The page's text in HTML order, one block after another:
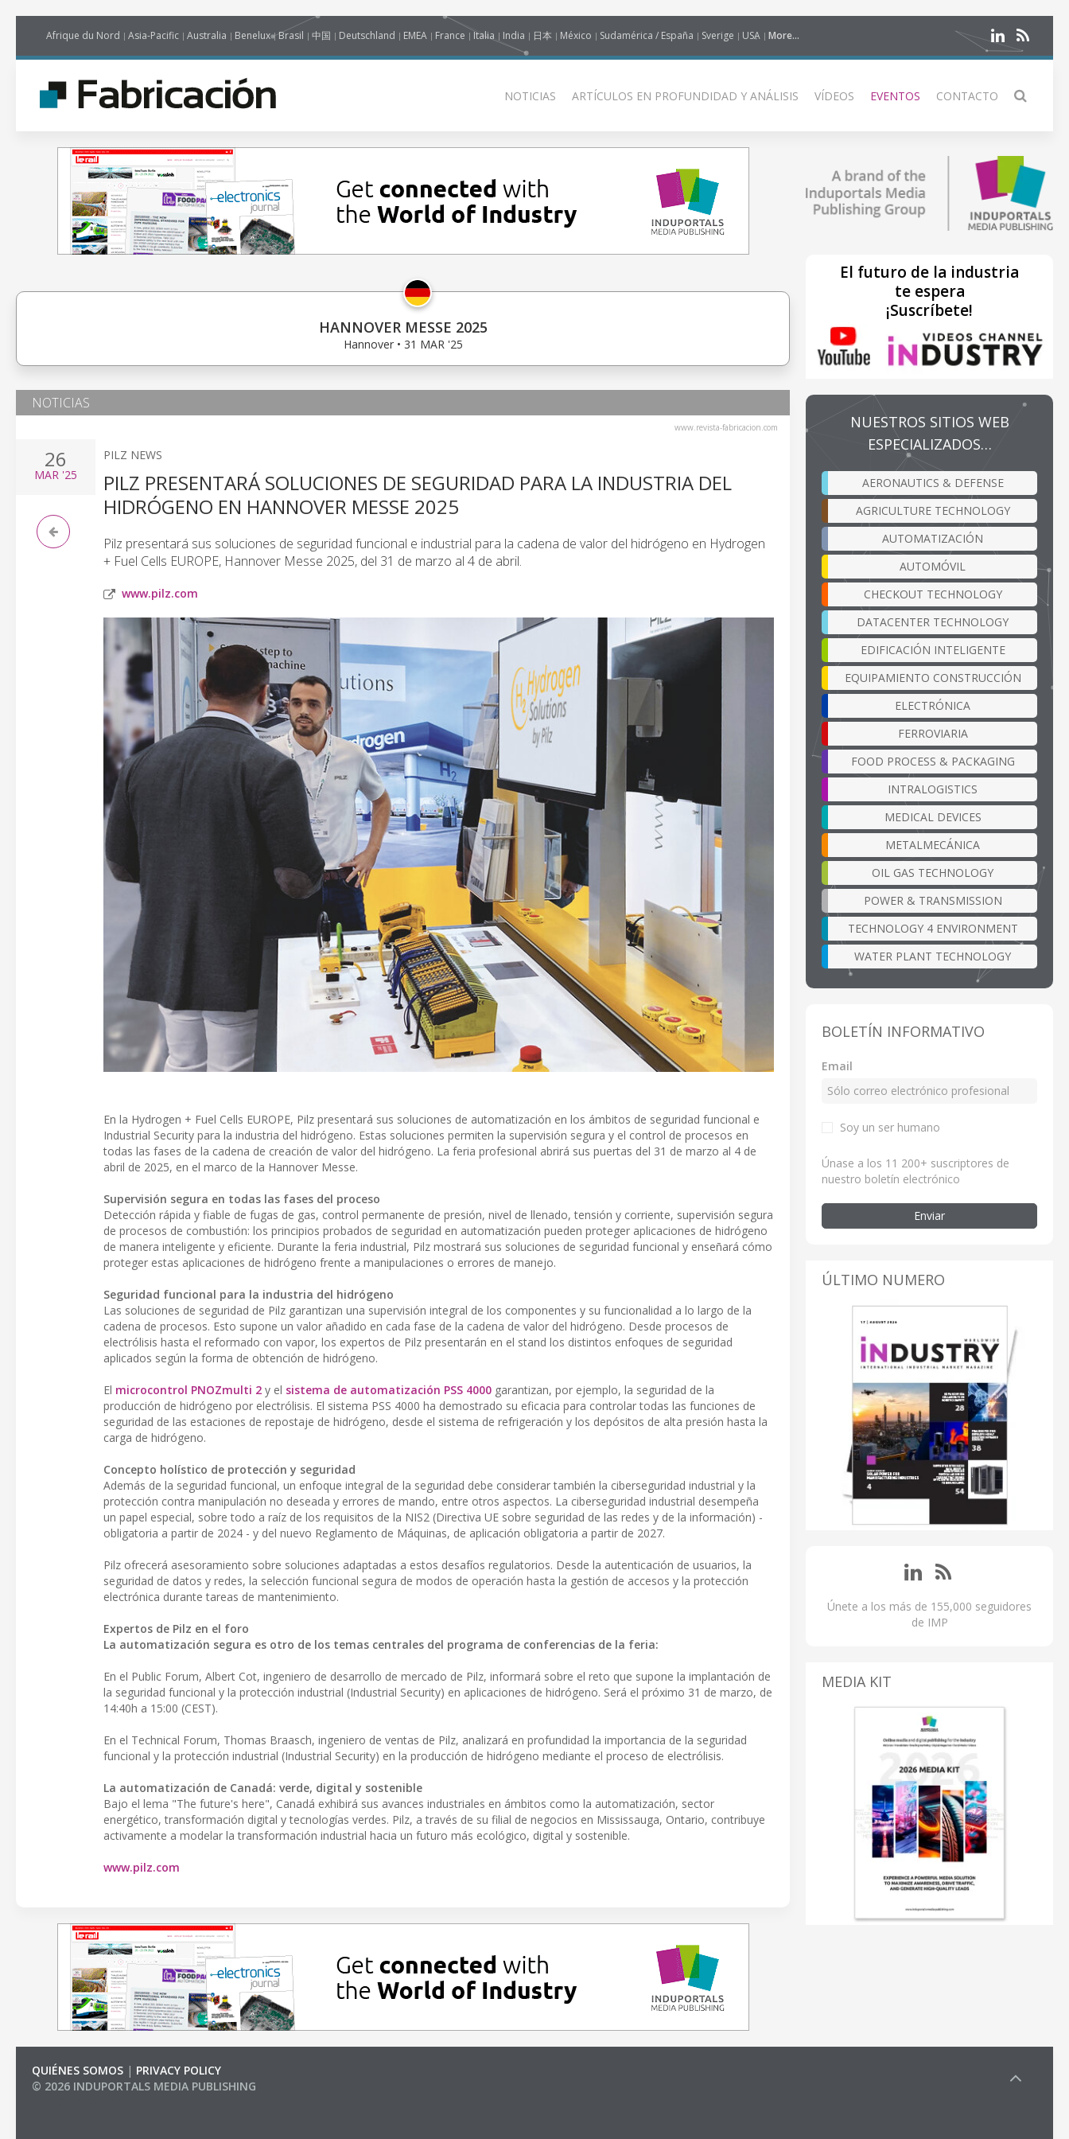
Afrique du Nord Asia-Pacific Australia Benelux Brasil 中国 Deutschland EMEA France Italia India 日本 México Sudamérica / España Sverige USA More...
NOTICIAS ARTÍCULOS EN PROFUNDIDAD Y ANÁLISIS VÍDEOS EVENTOS CONTACTO
HANNOVER MESSE 2025
Hannover • 31 MAR '25
NOTICIAS
www.revista-fabricacion.com
26
MAR '25
PILZ NEWS
PILZ PRESENTARÁ SOLUCIONES DE SEGURIDAD PARA LA INDUSTRIA DEL
HIDRÓGENO EN HANNOVER MESSE 2025
Pilz presentará sus soluciones de seguridad funcional e industrial para la cadena de valor del hidrógeno en Hydrogen
+ Fuel Cells EUROPE, Hannover Messe 2025, del 31 de marzo al 4 de abril.
www.pilz.com
En la Hydrogen + Fuel Cells EUROPE, Pilz presentará sus soluciones de automatización en los ámbitos de seguridad funcional e
Industrial Security para la industria del hidrógeno. Estas soluciones permiten la supervisión segura y el control de procesos en
todas las fases de la cadena de creación de valor del hidrógeno. La feria profesional abrirá sus puertas del 31 de marzo al 4 de
abril de 2025, en el marco de la Hannover Messe.
Supervisión segura en todas las fases del proceso
Detección rápida y fiable de fugas de gas, control permanente de presión, nivel de llenado, tensión y corriente, supervisión segura
de procesos de combustión: los principios probados de seguridad en automatización pueden proteger aplicaciones de hidrógeno
de manera inteligente y eficiente. Durante la feria industrial, Pilz mostrará sus soluciones de seguridad funcional y enseñará cómo
proteger estas aplicaciones de hidrógeno frente a manipulaciones o errores de manejo.
Seguridad funcional para la industria del hidrógeno
Las soluciones de seguridad de Pilz garantizan una supervisión integral de los componentes y su funcionalidad a lo largo de la
cadena de procesos. Esto supone un valor añadido en cada fase de la cadena de valor del hidrógeno. Desde procesos de
electrólisis hasta el reformado con vapor, los expertos de Pilz presentarán en el stand los distintos enfoques de seguridad
aplicados según la forma de obtención de hidrógeno.
El microcontrol PNOZmulti 2 y el sistema de automatización PSS 4000 garantizan, por ejemplo, la seguridad de la
producción de hidrógeno por electrólisis. El sistema PSS 4000 ha demostrado su eficacia para controlar todas las funciones de
seguridad de las estaciones de repostaje de hidrógeno, desde el sistema de refrigeración y los depósitos de alta presión hasta la
carga de hidrógeno.
Concepto holístico de protección y seguridad
Además de la seguridad funcional, un enfoque integral de la seguridad debe considerar también la ciberseguridad industrial y la
protección contra manipulación no deseada y errores de mando, entre otros aspectos. La ciberseguridad industrial desempeña
un papel especial, sobre todo a raíz de los requisitos de la NIS2 (Directiva UE sobre seguridad de las redes y de la información) -
obligatoria a partir de 2024 - y del nuevo Reglamento de Máquinas, de aplicación obligatoria a partir de 2027.
Pilz ofrecerá asesoramiento sobre soluciones adaptadas a estos desafíos regulatorios. Desde la autenticación de usuarios, la
seguridad de datos y redes, la selección funcional segura de modos de operación hasta la gestión de accesos y la protección
electrónica durante tareas de mantenimiento.
Expertos de Pilz en el foro
La automatización segura es otro de los temas centrales del programa de conferencias de la feria:
En el Public Forum, Albert Cot, ingeniero de desarrollo de mercado de Pilz, informará sobre el reto que supone la implantación de
la seguridad funcional y la protección industrial (Industrial Security) en aplicaciones de hidrógeno. Será el próximo 31 de marzo, de
14:40h a 15:00 (CEST).
En el Technical Forum, Thomas Braasch, ingeniero de ventas de Pilz, analizará en profundidad la importancia de la seguridad
funcional y la protección industrial (Industrial Security) en la producción de hidrógeno mediante el proceso de electrólisis.
La automatización de Canadá: verde, digital y sostenible
Bajo el lema "The future's here", Canadá exhibirá sus avances industriales en ámbitos como la automatización, sector
energético, transformación digital y tecnologías verdes. Pilz, a través de su filial de negocios en Mississauga, Ontario, contribuye
activamente a modelar la transformación industrial hacia un futuro más ecológico, digital y sostenible.
www.pilz.com
El futuro de la industria
te espera
¡Suscríbete!
NUESTROS SITIOS WEB
ESPECIALIZADOS…
AERONAUTICS & DEFENSE
AGRICULTURE TECHNOLOGY
AUTOMATIZACIÓN
AUTOMÓVIL
CHECKOUT TECHNOLOGY
DATACENTER TECHNOLOGY
EDIFICACIÓN INTELIGENTE
EQUIPAMIENTO CONSTRUCCIÓN
ELECTRÓNICA
FERROVIARIA
FOOD PROCESS & PACKAGING
INTRALOGISTICS
MEDICAL DEVICES
METALMECÁNICA
OIL GAS TECHNOLOGY
POWER & TRANSMISSION
TECHNOLOGY 4 ENVIRONMENT
WATER PLANT TECHNOLOGY
BOLETÍN INFORMATIVO
Email
Soy un ser humano
Únase a los 11 200+ suscriptores de
nuestro boletín electrónico
Enviar
ÚLTIMO NUMERO
Únete a los más de 155,000 seguidores
de IMP
MEDIA KIT
QUIÉNES SOMOS | PRIVACY POLICY
© 2026 INDUPORTALS MEDIA PUBLISHING